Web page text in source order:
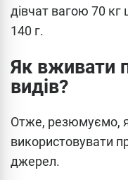
дівчат вагою 70 кг
140 г.
Як вживати
видів?
Отже, резюмуємо,
використовувати
джерел.